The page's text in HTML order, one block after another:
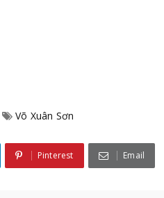
Võ Xuân Sơn
Pinterest Email